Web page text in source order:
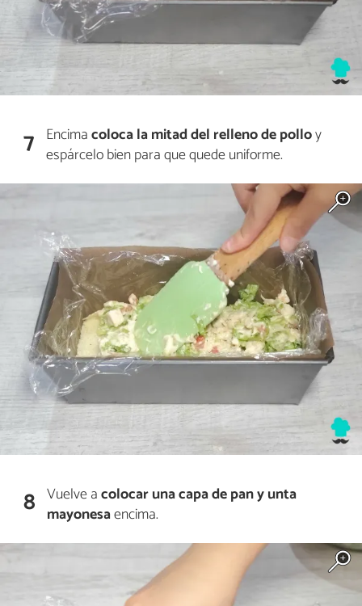
7 Encimacoloca la mitad del relleno de polloy
espárcelo bien para que quede uniforme.
8 Vuelve acolocar una capa de pan y unta
mayonesaencima.